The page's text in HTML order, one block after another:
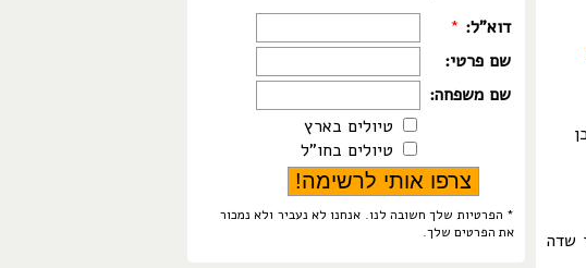
שדה
דוא"ל: *
שם פרטי:
שם משפחה:
טיולים בארץ
טיולים בחו"ל
* הפרטיות שלך חשובה לנו. אנחנו לא נעביר ולא נמכור
את הפרטים שלך.